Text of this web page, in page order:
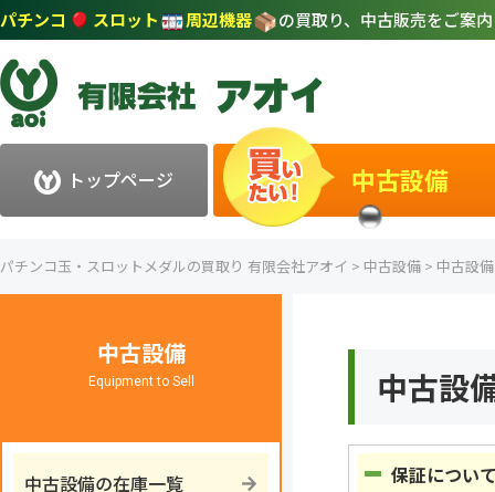
パチンコ スロット 周辺機器 の買取り、中古販売をご案内
トップページ 中古設備
パチンコ玉・スロットメダルの買取り 有限会社アオイ > 中古設備 > 中古設
中古設備
Equipment to Sell
中古設備の在庫一覧
中古設
保証につい